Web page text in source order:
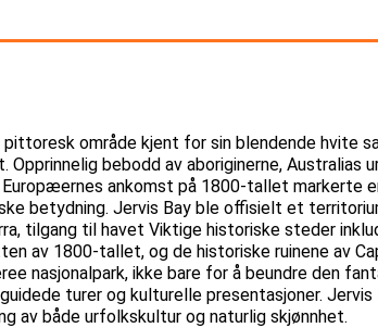
område kjent for sin blendende hvite
bebodd av aboriginerne, Australias
ankomst på 1800-tallet markerte
betydning. Jervis Bay ble offisielt et
tilgang til havet Viktige historiske steder
av 1800-tallet, og de historiske ruinene av
nasjonalpark, ikke bare for å beundre den
turer og kulturelle presentasjoner.
av både urfolkskultur og naturlig skjønnhet.